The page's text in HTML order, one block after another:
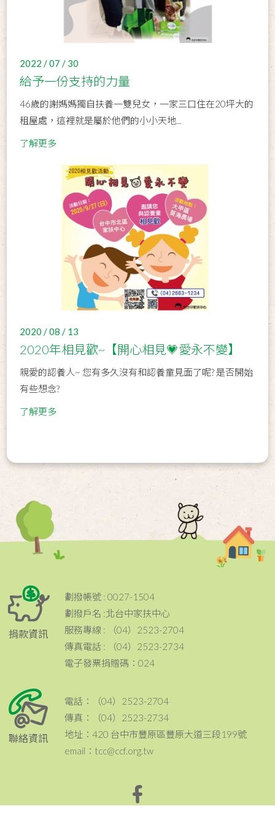
2022 / 07 / 30
給予一份支持的力量
46歲的謝媽媽獨自扶養一雙兒女，一家三口住在20坪大的
租屋處，這裡就是屬於他們的小小天地...
了解更多
2020 / 08 / 13
2020年相見歡~【開心相見💗愛永不變】
親愛的認養人~ 您有多久沒有和認養童見面了呢? 是否開始
有些想念?
了解更多
捐款資訊
劃撥帳號 : 0027-1504
劃撥戶名 :北台中家扶中心
服務專線 : （04）2523-2704
傳真電話 : （04）2523-2734
電子發票捐贈碼：024
聯絡資訊
電話：（04）2523-2704
傳真：（04）2523-2734
地址：420 台中市豐原區豐原大道三段199號
email：tcc@ccf.org.tw